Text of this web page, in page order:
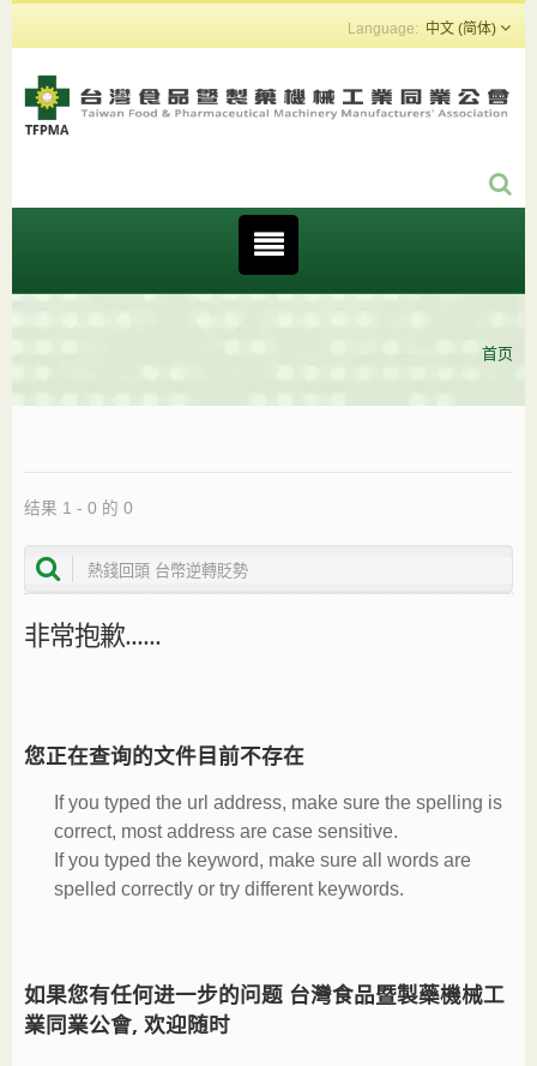
中文 (简体)
首页
结果 1 - 0 的 0
非常抱歉......
您正在查询的文件目前不存在
If you typed the url address, make sure the spelling is
correct, most address are case sensitive.
If you typed the keyword, make sure all words are
spelled correctly or try different keywords.
如果您有任何进一步的问题 台灣食品暨製藥機械工
業同業公會, 欢迎随时